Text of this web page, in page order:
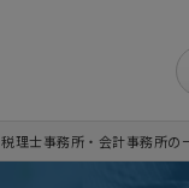
税理士事務所・会計事務所の